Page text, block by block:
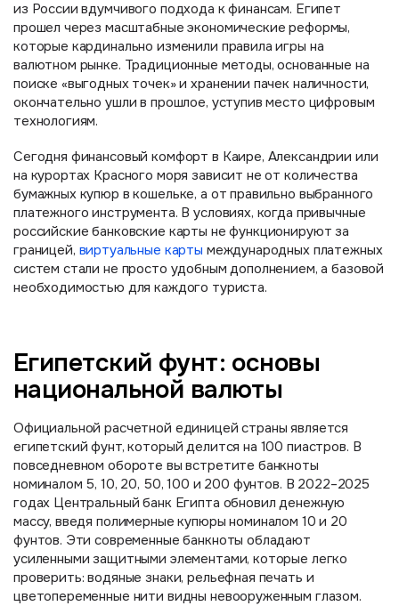
из России вдумчивого подхода к финансам. Египет
прошел через масштабные экономические реформы,
которые кардинально изменили правила игры на
валютном рынке. Традиционные методы, основанные на
поиске «выгодных точек» и хранении пачек наличности,
окончательно ушли в прошлое, уступив место цифровым
технологиям.
Сегодня финансовый комфорт в Каире, Александрии или
на курортах Красного моря зависит не от количества
бумажных купюр в кошельке, а от правильно выбранного
платежного инструмента. В условиях, когда привычные
российские банковские карты не функционируют за
границей, виртуальные карты международных платежных
систем стали не просто удобным дополнением, а базовой
необходимостью для каждого туриста.
Египетский фунт: основы
национальной валюты
Официальной расчетной единицей страны является
египетский фунт, который делится на 100 пиастров. В
повседневном обороте вы встретите банкноты
номиналом 5, 10, 20, 50, 100 и 200 фунтов. В 2022–2025
годах Центральный банк Египта обновил денежную
массу, введя полимерные купюры номиналом 10 и 20
фунтов. Эти современные банкноты обладают
усиленными защитными элементами, которые легко
проверить: водяные знаки, рельефная печать и
цветопеременные нити видны невооруженным глазом.